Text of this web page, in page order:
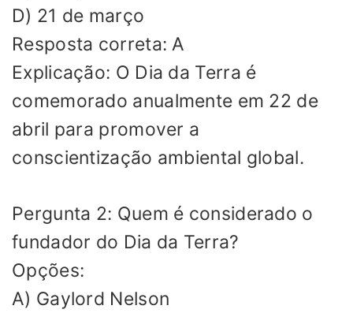
D) 21 de março
Resposta correta: A
Explicação: O Dia da Terra é
comemorado anualmente em 22 de
abril para promover a
conscientização ambiental global.
Pergunta 2: Quem é considerado o
fundador do Dia da Terra?
Opções:
A) Gaylord Nelson